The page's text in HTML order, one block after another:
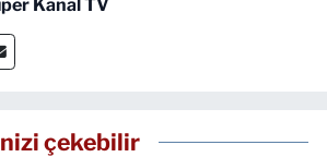
Kanal TV
çekebilir